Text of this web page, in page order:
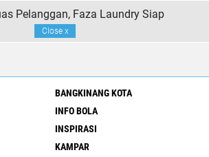
Pelanggan, Faza Laundry Siap
BANGKINANG KOTA
INFO BOLA
INSPIRASI
KAMPAR
Close x